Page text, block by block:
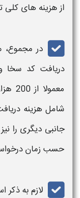
از هزینه‌ های
در مجموع،
دریافت کد سخا
شامل هزینه
جانبی دیگری را
حسب زمان
لازم به ذکر